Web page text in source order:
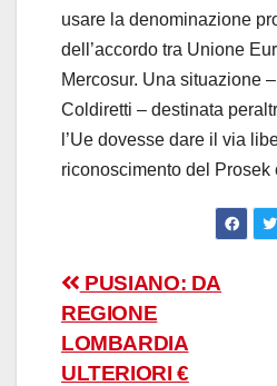
usare la denominazione
dell’accordo tra Unione
Mercosur. Una situazione
Coldiretti – destinata
l’Ue dovesse dare il via
riconoscimento del Prosek
Navigazione
articoli
PUSIANO: DA
REGIONE
LOMBARDIA
ULTERIORI €